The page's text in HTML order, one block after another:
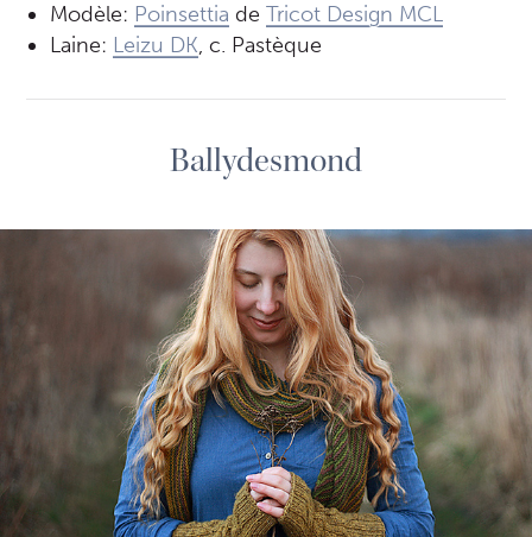
Modèle: Poinsettia deTricot Design MCL
Laine: Leizu DK, c. Pastèque
Ballydesmond